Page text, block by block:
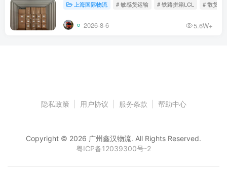
上海国际物流 # 敏感货运输 # 铁路拼箱LCL # 散货铁
2026-8-6 5.6W+
隐私政策 用户协议 服务条款 帮助中心
Copyright © 2026 广州鑫汉物流. All Rights Reserved.
粤ICP备12039300号-2